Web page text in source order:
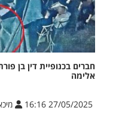
חברים בכנופיית דין בן
אלימה
27/05/2025 16:16